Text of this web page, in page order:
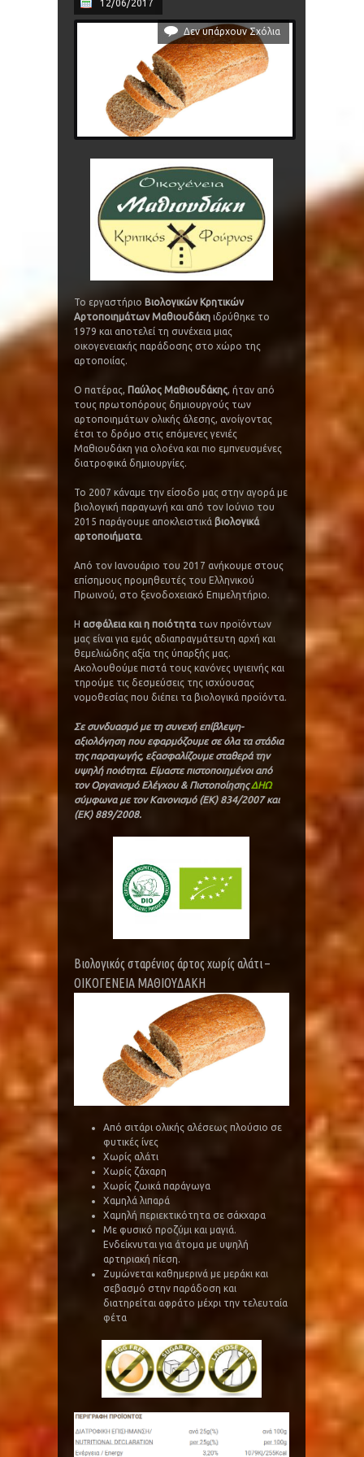
12/06/2017
Δεν υπάρχουν Σχόλια
Το εργαστήριο Βιολογικών Κρητικών
Αρτοποιημάτων Μαθιουδάκη ιδρύθηκε το
1979 και αποτελεί τη συνέχεια μιας
οικογενειακής παράδοσης στο χώρο της
αρτοποιίας.
Ο πατέρας, Παύλος Μαθιουδάκης , ήταν από
τους πρωτοπόρους δημιουργούς των
αρτοποιημάτων ολικής άλεσης, ανοίγοντας
έτσι το δρόμο στις επόμενες γενιές
Μαθιουδάκη για ολοένα και πιο εμπνευσμένες
διατροφικά δημιουργίες.
Το 2007 κάναμε την είσοδο μας στην αγορά με
βιολογική παραγωγή και από τον Ιούνιο του
2015 παράγουμε αποκλειστικά βιολογικά
αρτοποιήματα
Από τον Ιανουάριο του 2017 ανήκουμε στους
επίσημους προμηθευτές του Ελληνικού
Πρωινού, στο ξενοδοχειακό Επιμελητήριο.
Η ασφάλεια και η ποιότητα των προϊόντων
μας είναι για εμάς αδιαπραγμάτευτη αρχή και
θεμελιώδης αξία της ύπαρξής μας.
Ακολουθούμε πιστά τους κανόνες υγιεινής και
τηρούμε τις δεσμεύσεις της ισχύουσας
νομοθεσίας που διέπει τα βιολογικά προϊόντα.
Σε συνδυασμό με τη συνεχή επίβλεψη-
αξιολόγηση που εφαρμόζουμε σε όλα τα στάδια
της παραγωγής, εξασφαλίζουμε σταθερά την
υψηλή ποιότητα. Είμαστε πιστοποιημένοι από
τον Οργανισμό Ελέγχου & ΠιστοποίησηςΔΗΩ
σύμφωνα με τον Κανονισμό (ΕΚ) 834/2007 και
(ΕΚ) 889/2008.
Βιολογικός σταρένιος άρτος χωρίς αλάτι –
ΟΙΚΟΓΕΝΕΙΑ ΜΑΘΙΟΥΔΑΚΗ
Από σιτάρι ολικής αλέσεως πλούσιο σε
φυτικές ίνες
Χωρίς αλάτι
Χωρίς ζάχαρη
Χωρίς ζωικά παράγωγα
Χαμηλά λιπαρά
Χαμηλή περιεκτικότητα σε σάκχαρα
Με φυσικό προζύμι και μαγιά.
Ενδείκνυται για άτομα με υψηλή
αρτηριακή πίεση.
Ζυμώνεται καθημερινά με μεράκι και
σεβασμό στην παράδοση και
διατηρείται αφράτο μέχρι την τελευταία
φέτα